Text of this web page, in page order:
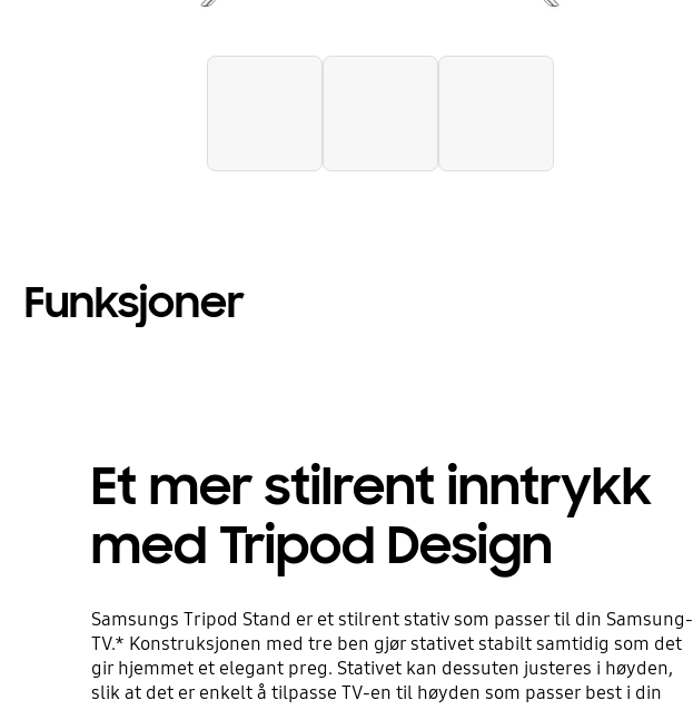
Funksjoner
Et mer stilrent inntrykk
med Tripod Design
Samsungs Tripod Stand er et stilrent stativ som passer til din Samsung-
TV.* Konstruksjonen med tre ben gjør stativet stabilt samtidig som det
gir hjemmet et elegant preg. Stativet kan dessuten justeres i høyden,
slik at det er enkelt å tilpasse TV-en til høyden som passer best i din